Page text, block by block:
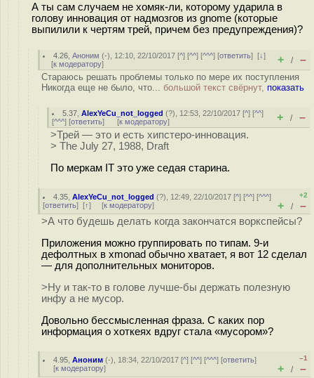
А ты сам случаем не хомяк-ли, которому ударила в
голову инновация от надмозгов из gnome (которые
выпилили к чертям трей, причем без предупреждения)?
4.26 ,Аноним (-), 12:10, 22/10/2017 [^] [^^] [^^^] [ответить][↓]
[к модератору] + / –
Стараюсь решать проблемы только по мере их поступления
Никогда еще не было, что... большой текст свёрнут, показать
5.37 ,AlexYeCu_not_logged (?), 12:53, 22/10/2017 [^] [^^]
[^^^] [ответить] [к модератору] + / –
>Трей — это и есть хипстеро-инновация.
> The July 27, 1988, Draft
По меркам IT это уже седая старина.
4.35 ,AlexYeCu_not_logged (?), 12:49, 22/10/2017 [^] [^^] [^^^]
[ответить] [↑] [к модератору]
+2
+ / –
>А что будешь делать когда закончатся воркспейсы?
Приложения можно группировать по типам. 9-и
дефолтных в xmonad обычно хватает, я вот 12 сделал
— для дополнительных мониторов.
>Ну и так-то в голове лучше-бы держать полезную
инфу а не мусор.
Довольно бессмысленная фраза. С каких пор
информация о хоткеях вдруг стала «мусором»?
4.95 ,Аноним (-), 18:34, 22/10/2017 [^] [^^] [^^^] [ответить]
[к модератору]
–1
+ / –